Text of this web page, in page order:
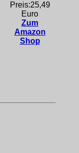
Preis:25,49
Euro
Zum
Amazon
Shop